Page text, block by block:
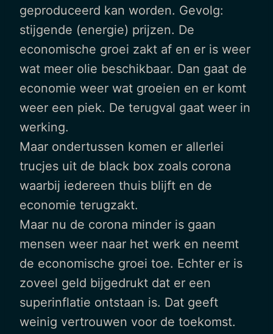
geproduceerd kan worden. Gevolg:
stijgende (energie) prijzen. De
economische groei zakt af en er is weer
wat meer olie beschikbaar. Dan gaat de
economie weer wat groeien en er komt
weer een piek. De terugval gaat weer in
werking.
Maar ondertussen komen er allerlei
trucjes uit de black box zoals corona
waarbij iedereen thuis blijft en de
economie terugzakt.
Maar nu de corona minder is gaan
mensen weer naar het werk en neemt
de economische groei toe. Echter er is
zoveel geld bijgedrukt dat er een
superinflatie ontstaan is. Dat geeft
weinig vertrouwen voor de toekomst.